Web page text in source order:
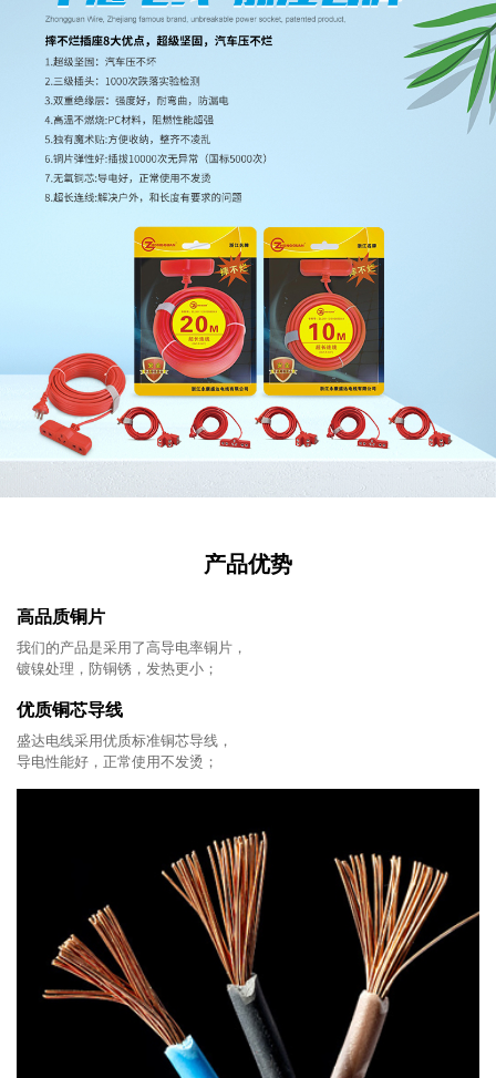
产品优势
高品质铜片
我们的产品是采用了高导电率铜片，
镀镍处理，防铜锈，发热更小；
优质铜芯导线
盛达电线采用优质标准铜芯导线，
导电性能好，正常使用不发烫；